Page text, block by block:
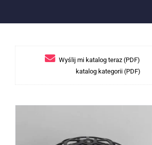
Wyślij mi katalog teraz (PDF)
katalog kategorii (PDF)